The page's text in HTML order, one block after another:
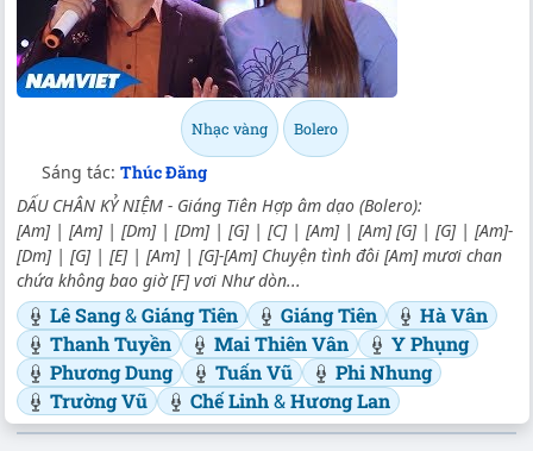
Nhạc vàng Bolero
Sáng tác: Thúc Đăng
DẤU CHÂN KỶ NIỆM - Giáng Tiên Hợp âm dạo (Bolero):
[Am] | [Am] | [Dm] | [Dm] | [G] | [C] | [Am] | [Am] [G] | [G] | [Am]-
[Dm] | [G] | [E] | [Am] | [G]-[Am] Chuyện tình đôi [Am] mươi chan
chứa không bao giờ [F] vơi Như dòn...
Lê Sang&Giáng Tiên Giáng Tiên
Hà Vân
Thanh Tuyền
Mai Thiên Vân
Y Phụng
Phương Dung
Tuấn Vũ
Phi Nhung
Trường Vũ
Chế Linh&Hương Lan